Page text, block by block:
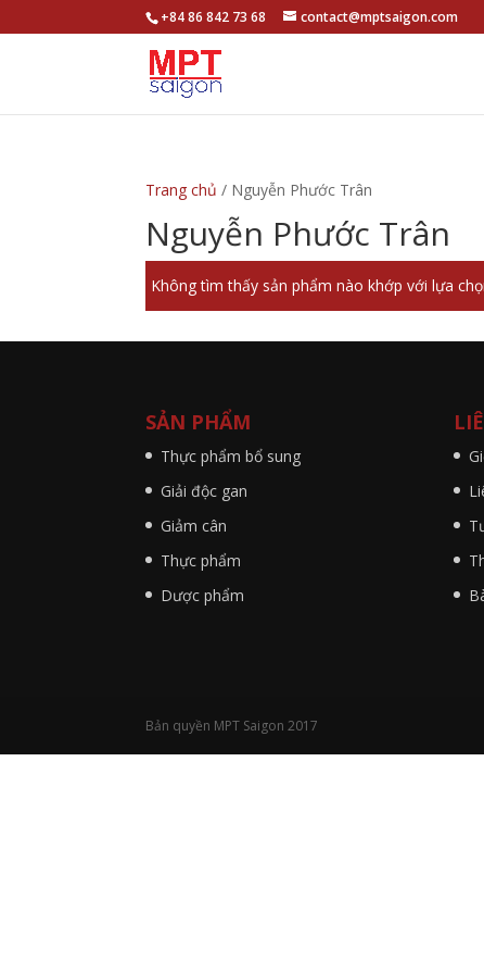
+84 86 842 73 68 contact@mptsaigon.com
Trang chủ / Nguyễn Phước Trân
Nguyễn Phước Trân
Không tìm thấy sản phẩm nào khớp với lựa
SẢN PHẨM
Thực phẩm bổ sung
Giải độc gan
Giảm cân
Thực phẩm
Dược phẩm
Bản quyền MPT Saigon 2017